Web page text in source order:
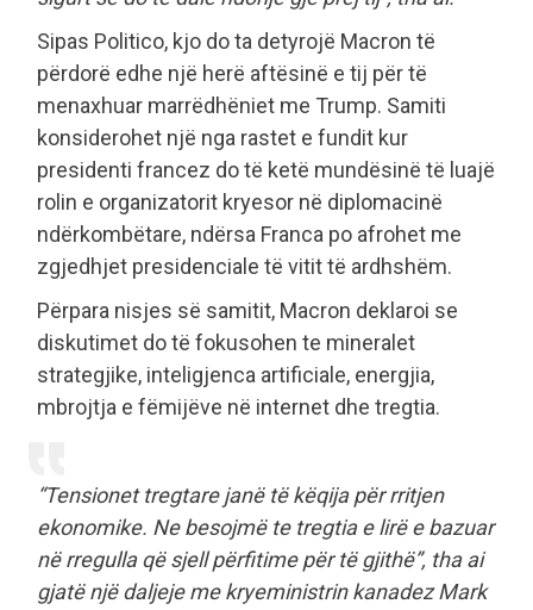
Sipas Politico, kjo do ta detyrojë Macron të
përdorë edhe një herë aftësinë e tij për të
menaxhuar marrëdhëniet me Trump. Samiti
konsiderohet një nga rastet e fundit kur
presidenti francez do të ketë mundësinë të luajë
rolin e organizatorit kryesor në diplomacinë
ndërkombëtare, ndërsa Franca po afrohet me
zgjedhjet presidenciale të vitit të ardhshëm.
Përpara nisjes së samitit, Macron deklaroi se
diskutimet do të fokusohen te mineralet
strategjike, inteligjenca artificiale, energjia,
mbrojtja e fëmijëve në internet dhe tregtia.
“Tensionet tregtare janë të këqija për rritjen
ekonomike. Ne besojmë te tregtia e lirë e bazuar
në rregulla që sjell përfitime për të gjithë”, tha ai
gjatë një daljeje me kryeministrin kanadez Mark